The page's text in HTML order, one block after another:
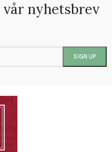
vår nyhetsbrev